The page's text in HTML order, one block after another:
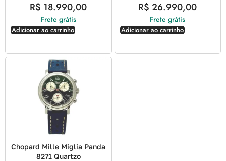
R$ 18.990,00
Frete grátis
Adicionar ao carrinho
R$ 26.990,00
Frete grátis
Adicionar ao carrinho
Chopard Mille Miglia Panda
8271 Quartzo